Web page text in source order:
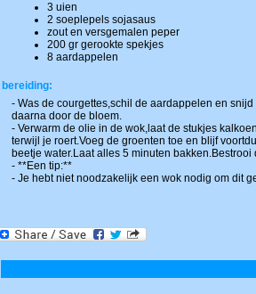
3 uien
2 soeplepels sojasaus
zout en versgemalen peper
200 gr gerookte spekjes
8 aardappelen
bereiding:
- Was de courgettes,schil de aardappelen en
daarna door de bloem.
- Verwarm de olie in de wok,laat de stukjes
terwijl je roert.Voeg de groenten toe en blijf
beetje water.Laat alles 5 minuten
- **Een tip:**
- Je hebt niet noodzakelijk een wok nodig om dit